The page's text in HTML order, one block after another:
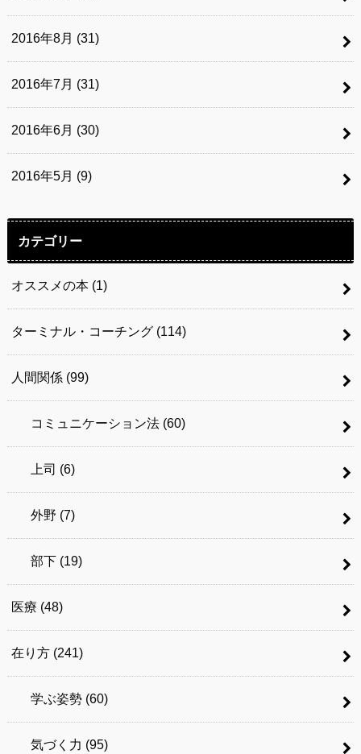
2016年8月 (31)
2016年7月 (31)
2016年6月 (30)
2016年5月 (9)
カテゴリー
オススメの本 (1)
ターミナル・コーチング (114)
人間関係 (99)
コミュニケーション法 (60)
上司 (6)
外野 (7)
部下 (19)
医療 (48)
在り方 (241)
学ぶ姿勢 (60)
気づく力 (95)